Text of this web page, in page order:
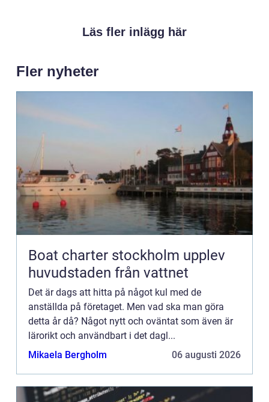
Läs fler inlägg här
Fler nyheter
Boat charter stockholm upplev
huvudstaden från vattnet
Det är dags att hitta på något kul med de
anställda på företaget. Men vad ska man göra
detta år då? Något nytt och oväntat som även är
lärorikt och användbart i det dagl...
Mikaela Bergholm
06 augusti 2026